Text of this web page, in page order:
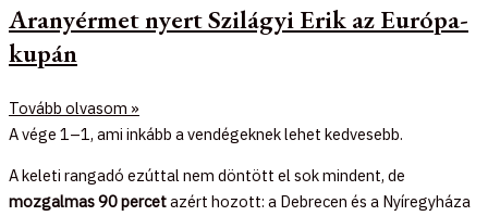
Aranyérmet nyert Szilágyi Erik az Európa-
kupán
Tovább olvasom »
A vége 1–1, ami inkább a vendégeknek lehet kedvesebb.
A keleti rangadó ezúttal nem döntött el sok mindent, de
mozgalmas 90 percetazért hozott: a Debrecen és a Nyíregyháza